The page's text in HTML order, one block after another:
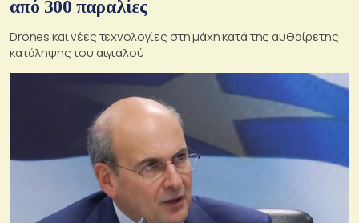
από 300 παραλίες
Drones και νέες τεχνολογίες στη μάχη κατά της αυθαίρετης
κατάληψης του αιγιαλού